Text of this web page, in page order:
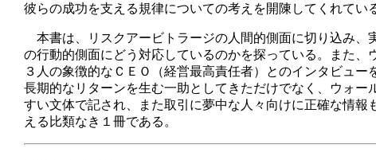
彼らの成功を支える規律についての考えを開陳してくれてい
本書は、リスクアービトラージの人間的側面に切り込み、
の行動的側面にどう対応しているのかを探っている。また
３人の象徴的なＣＥＯ（経営最高責任者）とのインタビュ
長期的なリターンを生む一助としてきただけでなく、ウォ
すい文体で記され、また取引に夢中な人々向けに正確な情
える比類なき１冊である。